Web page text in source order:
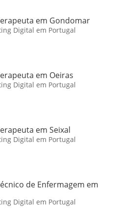
em Gondomar
Digital em Portugal
em Oeiras
Digital em Portugal
em Seixal
Digital em Portugal
de Enfermagem em
Digital em Portugal